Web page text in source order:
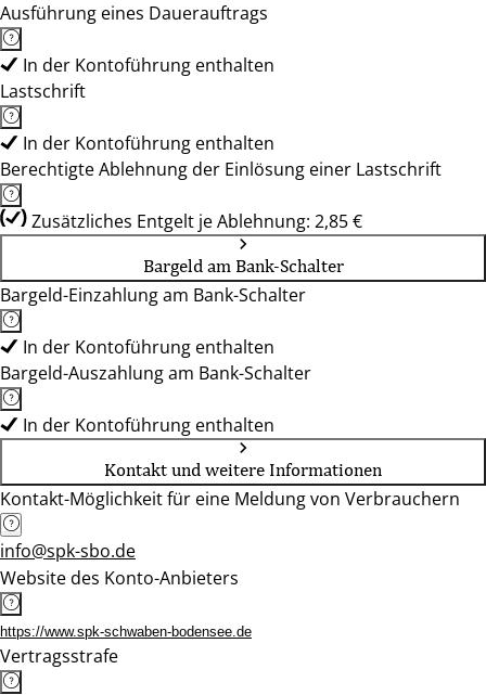
Ausführung eines Dauerauftrags
In der Kontoführung enthalten
Lastschrift
In der Kontoführung enthalten
Berechtigte Ablehnung der Einlösung einer Lastschrift
Zusätzliches Entgelt je Ablehnung: 2,85 €
Bargeld am Bank-Schalter
Bargeld-Einzahlung am Bank-Schalter
In der Kontoführung enthalten
Bargeld-Auszahlung am Bank-Schalter
In der Kontoführung enthalten
Kontakt und weitere Informationen
Kontakt-Möglichkeit für eine Meldung von Verbrauchern
info@spk-sbo.de
Website des Konto-Anbieters
https://www.spk-schwaben-bodensee.de
Vertragsstrafe